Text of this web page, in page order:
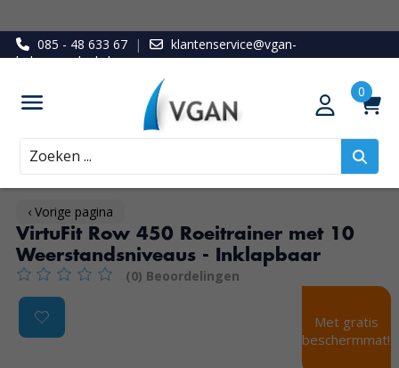
085 - 48 633 67 |
klantenservice@vgan-
ledenvoordeel.nl
Zoeken
‹ Vorige pagina
VirtuFit Row 450 Roeitrainer met 10
Weerstandsniveaus - Inklapbaar
De beoordeling van dit product is0van de 5
(0) Beoordelingen
Product image slideshow Items
Met gratis
beschermmat!